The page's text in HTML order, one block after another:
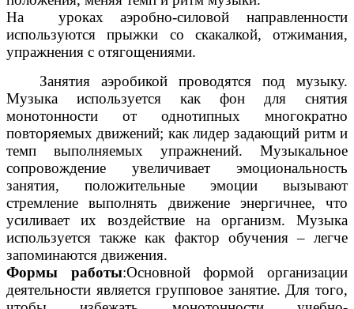
На уроках аэробно-силовой направленности
используются прыжки со скакалкой, отжимания,
упражнения с отягощениями.
Занятия аэробикой проводятся под музыку.
Музыка используется как фон для снятия
монотонности от однотипных многократно
повторяемых движений; как лидер задающий ритм и
темп выполняемых упражнений. Музыкальное
сопровождение увеличивает эмоциональность
занятия, положительные эмоции вызывают
стремление выполнять движение энергичнее, что
усиливает их воздействие на организм. Музыка
используется также как фактор обучения – легче
запоминаются движения.
Формы работы:Основной формой организации
деятельности является групповое занятие. Для того,